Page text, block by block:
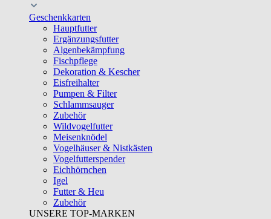
Geschenkkarten
Hauptfutter
Ergänzungsfutter
Algenbekämpfung
Fischpflege
Dekoration & Kescher
Eisfreihalter
Pumpen & Filter
Schlammsauger
Zubehör
Wildvogelfutter
Meisenknödel
Vogelhäuser & Nistkästen
Vogelfutterspender
Eichhörnchen
Igel
Futter & Heu
Zubehör
UNSERE TOP-MARKEN